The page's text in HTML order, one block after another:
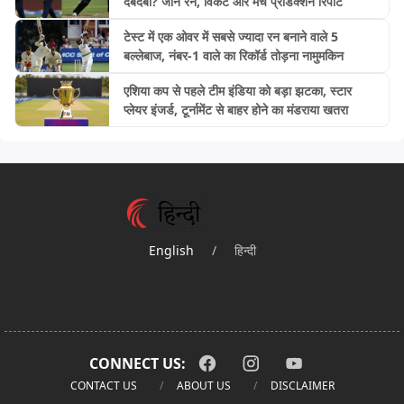
टेस्ट में एक ओवर में सबसे ज्यादा रन बनाने वाले 5
बल्लेबाज, नंबर-1 वाले का रिकॉर्ड तोड़ना नामुमकिन
एशिया कप से पहले टीम इंडिया को बड़ा झटका, स्टार
प्लेयर इंजर्ड, टूर्नामेंट से बाहर होने का मंडराया खतरा
English / हिन्दी
CONNECT US:
CONTACT US ABOUT US DISCLAIMER